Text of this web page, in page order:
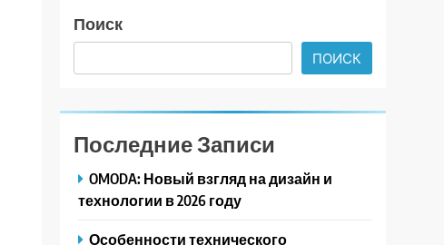
Поиск
ПОИСК
Последние Записи
OMODA: Новый взгляд на дизайн и
технологии в 2026 году
Особенности технического